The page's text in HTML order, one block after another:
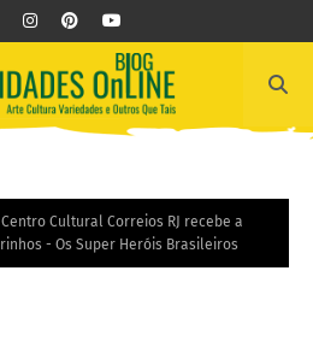
Centro Cultural Correios RJ recebe a
- Os Super Heróis Brasileiros